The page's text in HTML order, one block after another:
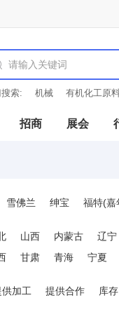
索: 机械 有机化工原
招商 展会
雪佛兰 绅宝 福特(嘉
山西 内蒙古 辽宁
甘肃 青海 宁夏
供加工 提供合作 库存